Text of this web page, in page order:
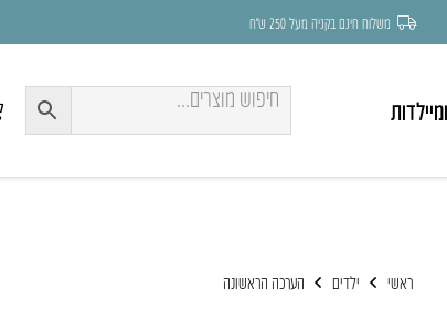
משלוח חינם בקניה מעל 250 ש״ח
ראשי ילדים הערכה הראשונה